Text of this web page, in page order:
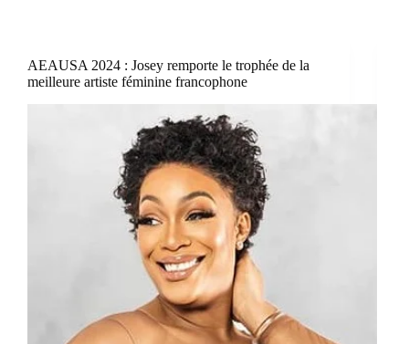
AEAUSA 2024 : Josey remporte le trophée de la
meilleure artiste féminine francophone